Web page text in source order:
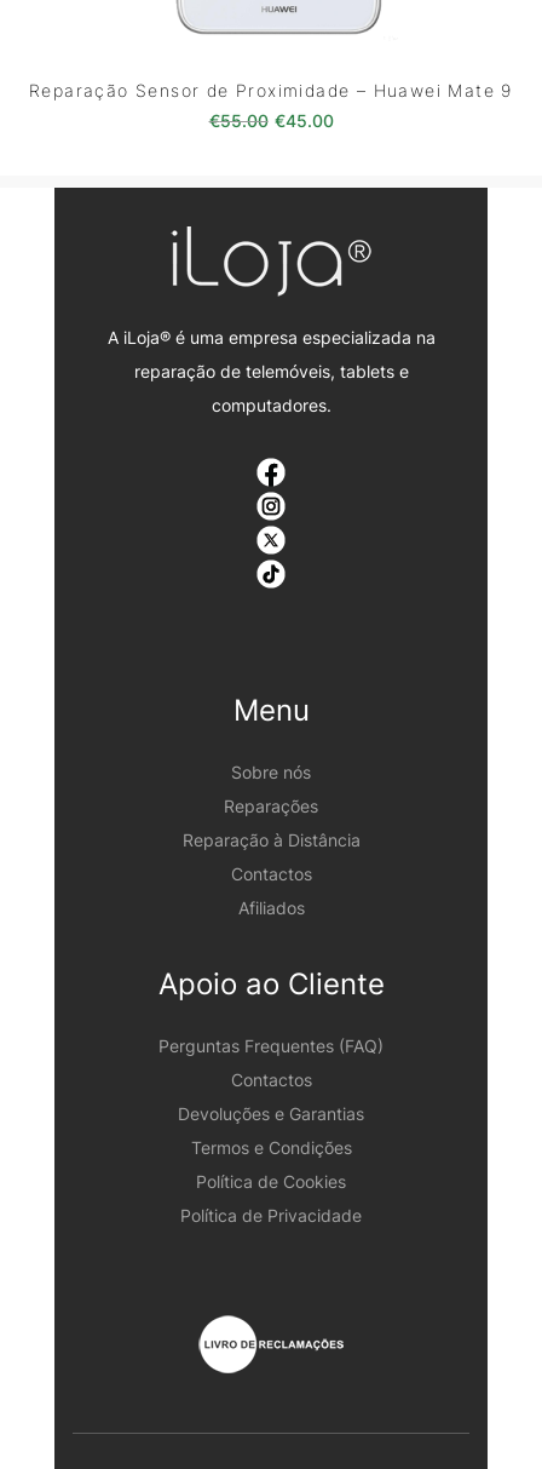
Reparação Sensor de Proximidade – Huawei Mate 9
€55.00 O preço original era: €55.00.
€45.00O preço atual é:
A iLoja® é uma empresa especializada na
reparação de telemóveis, tablets e
computadores.
Menu
Sobre nós
Reparações
Reparação à Distância
Contactos
Afiliados
Apoio ao Cliente
Perguntas Frequentes (FAQ)
Contactos
Devoluções e Garantias
Termos e Condições
Política de Cookies
Política de Privacidade